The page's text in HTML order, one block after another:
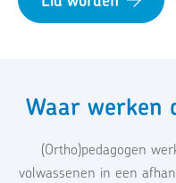
Waar werken
(Ortho)pedagogen
volwassenen in een